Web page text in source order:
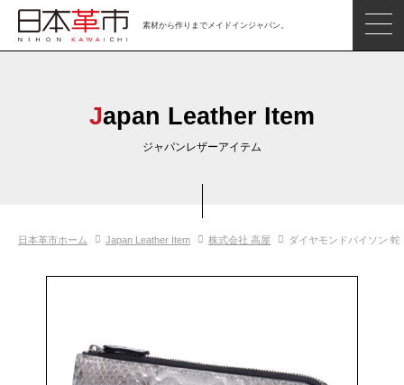
素材から作りまでメイドインジャパン。
革市通信
日本の革の良さを知ろう
閲覧したアイテム
Japan Leather Item
ジャパンレザーアイテム
日本革市ホーム Japan Leather Item 株式会社 高屋 ダイヤモンドパイソン